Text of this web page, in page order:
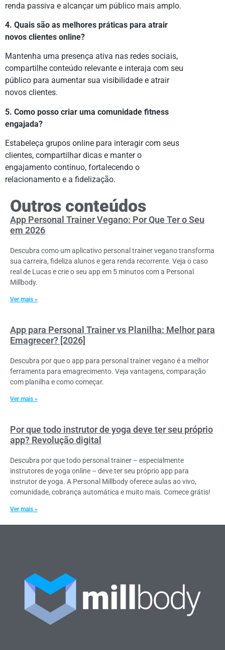
renda passiva e alcançar um público mais amplo.
4. Quais são as melhores práticas para atrair
novos clientes online?
Mantenha uma presença ativa nas redes sociais,
compartilhe conteúdo relevante e interaja com seu
público para aumentar sua visibilidade e atrair
novos clientes.
5. Como posso criar uma comunidade fitness
engajada?
Estabeleça grupos online para interagir com seus
clientes, compartilhar dicas e manter o
engajamento contínuo, fortalecendo o
relacionamento e a fidelização.
Outros conteúdos
App Personal Trainer Vegano: Por Que Ter o Seu
em 2026
Descubra como um aplicativo personal trainer vegano transforma
sua carreira, fideliza alunos e gera renda recorrente. Veja o caso
real de Lucas e crie o seu app em 5 minutos com a Personal
Millbody.
Ver mais »
App para Personal Trainer vs Planilha: Melhor para
Emagrecer? [2026]
Descubra por que o app para personal trainer vegano é a melhor
ferramenta para emagrecimento. Veja vantagens, comparação
com planilha e como começar.
Ver mais »
Por que todo instrutor de yoga deve ter seu próprio
app? Revolução digital
Descubra por que todo personal trainer – especialmente
instrutores de yoga online – deve ter seu próprio app para
instrutor de yoga. A Personal Millbody oferece aulas ao vivo,
comunidade, cobrança automática e muito mais. Comece grátis!
Ver mais »